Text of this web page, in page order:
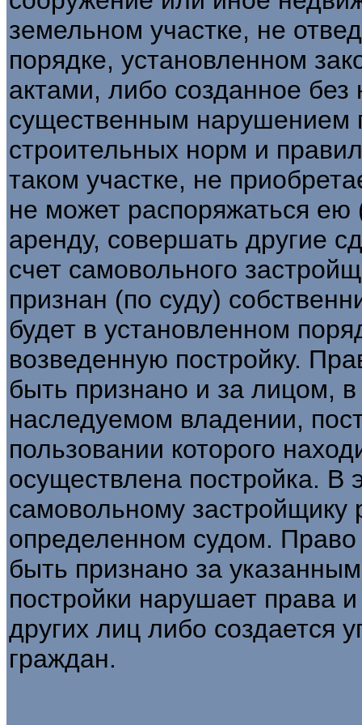
земельном участке, не
порядке, установленном
актами, либо созданное
существенным нарушением
строительных норм и
таком участке, не
не может распоряжаться ею
аренду, совершать другие
счет самовольного
признан (по суду)
будет в установленном
возведенную постройку.
быть признано и за лицом,
наследуемом владении,
пользовании которого
осуществлена постройка. В
самовольному застройщику
определенном судом.
быть признано за
постройки нарушает права
других лиц либо создается
граждан.